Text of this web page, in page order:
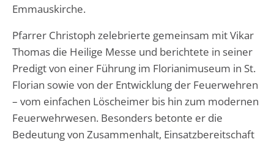
Emmauskirche.
Pfarrer Christoph zelebrierte gemeinsam mit Vikar
Thomas die Heilige Messe und berichtete in seiner
Predigt von einer Führung im Florianimuseum in St.
Florian sowie von der Entwicklung der Feuerwehren
– vom einfachen Löscheimer bis hin zum modernen
Feuerwehrwesen. Besonders betonte er die
Bedeutung von Zusammenhalt, Einsatzbereitschaft